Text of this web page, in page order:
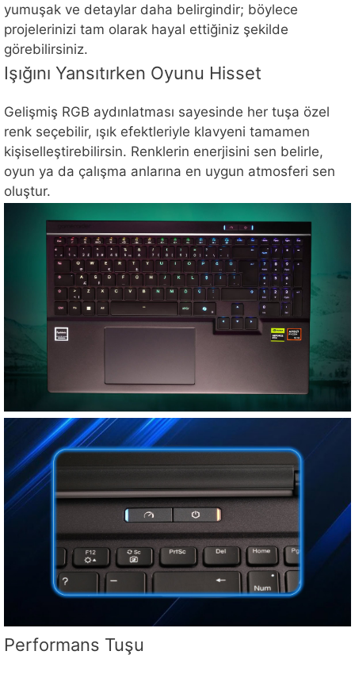
yumuşak ve detaylar daha belirgindir; böylece
projelerinizi tam olarak hayal ettiğiniz şekilde
görebilirsiniz.
Işığını Yansıtırken Oyunu Hisset
Gelişmiş RGB aydınlatması sayesinde her tuşa özel
renk seçebilir, ışık efektleriyle klavyeni tamamen
kişiselleştirebilirsin. Renklerin enerjisini sen belirle,
oyun ya da çalışma anlarına en uygun atmosferi sen
oluştur.
Performans Tuşu